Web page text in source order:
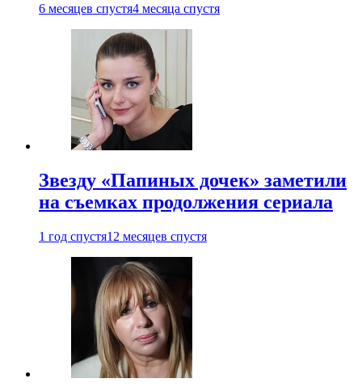
6 месяцев спустя4 месяца спустя
Звезду «Папиных дочек» заметили
на съемках продолжения сериала
1 год спустя12 месяцев спустя